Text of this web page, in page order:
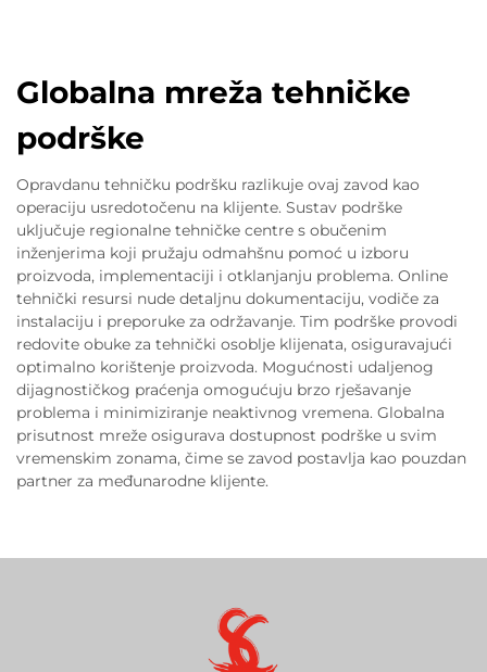
Globalna mreža tehničke
podrške
Opravdanu tehničku podršku razlikuje ovaj zavod kao
operaciju usredotočenu na klijente. Sustav podrške
uključuje regionalne tehničke centre s obučenim
inženjerima koji pružaju odmahšnu pomoć u izboru
proizvoda, implementaciji i otklanjanju problema. Online
tehnički resursi nude detaljnu dokumentaciju, vodiče za
instalaciju i preporuke za održavanje. Tim podrške provodi
redovite obuke za tehnički osoblje klijenata, osiguravajući
optimalno korištenje proizvoda. Mogućnosti udaljenog
dijagnostičkog praćenja omogućuju brzo rješavanje
problema i minimiziranje neaktivnog vremena. Globalna
prisutnost mreže osigurava dostupnost podrške u svim
vremenskim zonama, čime se zavod postavlja kao pouzdan
partner za međunarodne klijente.